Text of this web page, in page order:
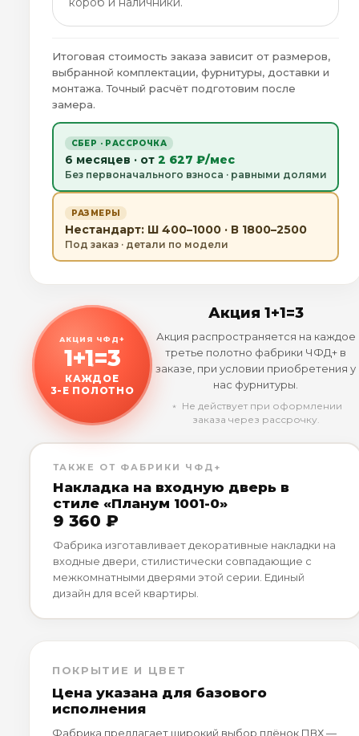
Итоговая стоимость заказа зависит от размеров,
выбранной комплектации, фурнитуры, доставки и
монтажа. Точный расчёт подготовим после
замера.
СБЕР · РАССРОЧКА
6 месяцев · от 2 627 ₽/мес
Без первоначального взноса · равными долями
РАЗМЕРЫ
Нестандарт: Ш 400–1000 · В 1800–2500
Под заказ · детали по модели
АКЦИЯ ЧФД+
1+1=3
КАЖДОЕ
3-Е ПОЛОТНО
Акция 1+1=3
Акция распространяется на каждое
третье полотно фабрики ЧФД+ в
заказе, при условии приобретения у
нас фурнитуры.
﹡ Не действует при оформлении
заказа через рассрочку.
ТАКЖЕ ОТ ФАБРИКИ ЧФД+
Накладка на входную дверь в
стиле «Планум 1001-0»
9 360 ₽
Фабрика изготавливает декоративные накладки на
входные двери, стилистически совпадающие с
межкомнатными дверями этой серии. Единый
дизайн для всей квартиры.
ПОКРЫТИЕ И ЦВЕТ
Цена указана для базового
исполнения
Фабрика предлагает широкий выбор плёнок ПВХ —